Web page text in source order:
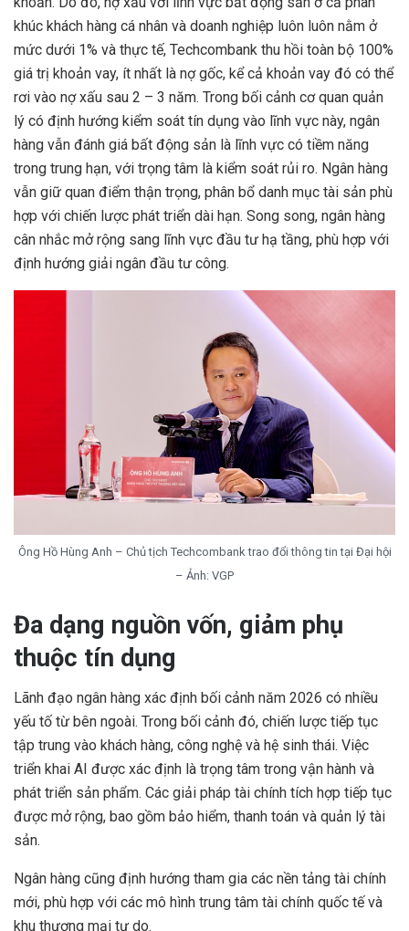
khúc khách hàng cá nhân và doanh nghiệp luôn luôn nằm ở
mức dưới 1% và thực tế, Techcombank thu hồi toàn bộ 100%
giá trị khoản vay, ít nhất là nợ gốc, kể cả khoản vay đó có thể
rơi vào nợ xấu sau 2 – 3 năm. Trong bối cảnh cơ quan quản
lý có định hướng kiểm soát tín dụng vào lĩnh vực này, ngân
hàng vẫn đánh giá bất động sản là lĩnh vực có tiềm năng
trong trung hạn, với trọng tâm là kiểm soát rủi ro. Ngân hàng
vẫn giữ quan điểm thận trọng, phân bổ danh mục tài sản phù
hợp với chiến lược phát triển dài hạn. Song song, ngân hàng
cân nhắc mở rộng sang lĩnh vực đầu tư hạ tầng, phù hợp với
định hướng giải ngân đầu tư công.
Ông Hồ Hùng Anh – Chủ tịch Techcombank trao đổi thông tin tại Đại hội
– Ảnh: VGP
Đa dạng nguồn vốn, giảm phụ
thuộc tín dụng
Lãnh đạo ngân hàng xác định bối cảnh năm 2026 có nhiều
yếu tố từ bên ngoài. Trong bối cảnh đó, chiến lược tiếp tục
tập trung vào khách hàng, công nghệ và hệ sinh thái. Việc
triển khai AI được xác định là trọng tâm trong vận hành và
phát triển sản phẩm. Các giải pháp tài chính tích hợp tiếp tục
được mở rộng, bao gồm bảo hiểm, thanh toán và quản lý tài
sản.
Ngân hàng cũng định hướng tham gia các nền tảng tài chính
mới, phù hợp với các mô hình trung tâm tài chính quốc tế và
khu thương mại tự do.